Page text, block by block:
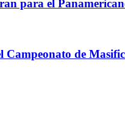
para el
de